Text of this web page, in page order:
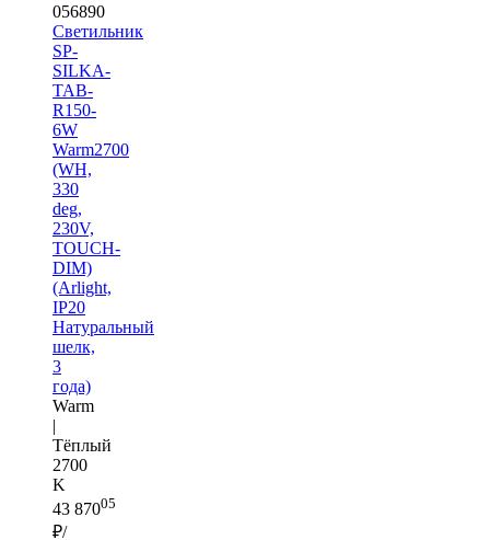
056890
Светильник
SP-
SILKA-
TAB-
R150-
6W
Warm2700
(WH,
330
deg,
230V,
TOUCH-
DIM)
(Arlight,
IP20
Натуральный
шелк,
3
года)
Warm
|
Тёплый
2700
K
43 87005
₽/